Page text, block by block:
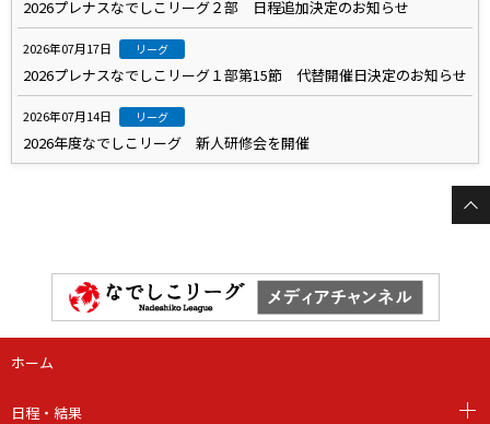
2026プレナスなでしこリーグ２部 日程追加決定のお知らせ
2026年07月17日 リーグ
2026プレナスなでしこリーグ１部第15節 代替開催日決定のお知らせ
2026年07月14日 リーグ
2026年度なでしこリーグ 新人研修会を開催
ホーム
日程・結果